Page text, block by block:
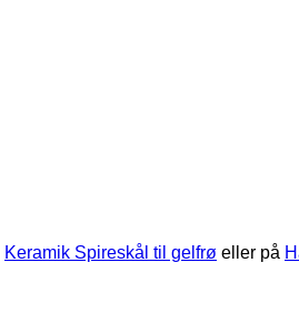
Keramik Spireskål til gelfrø eller på